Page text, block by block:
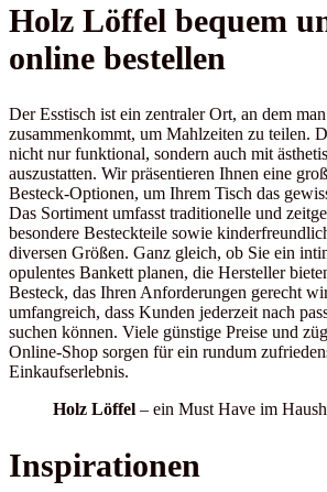
Holz Löffel bequem
online bestellen
Der Esstisch ist ein zentraler Ort, an dem
zusammenkommt, um Mahlzeiten zu teilen.
nicht nur funktional, sondern auch mit
auszustatten. Wir präsentieren Ihnen eine
Besteck-Optionen, um Ihrem Tisch das
Das Sortiment umfasst traditionelle und
besondere Besteckteile sowie
diversen Größen. Ganz gleich, ob Sie ein
opulentes Bankett planen, die Hersteller
Besteck, das Ihren Anforderungen gerecht
umfangreich, dass Kunden jederzeit nach
suchen können. Viele günstige Preise und
Online-Shop sorgen für ein rundum
Einkaufserlebnis.
Holz Löffel – ein Must Have im
Inspirationen